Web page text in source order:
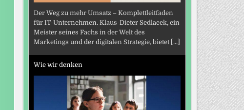
Der Weg zu mehr Umsatz – Komplettleitfaden
für IT-Unternehmen. Klaus-Dieter Sedlacek, ein
Meister seines Fachs in der Welt des
Marketings und der digitalen Strategie, bietet [...]
Wie wir denken